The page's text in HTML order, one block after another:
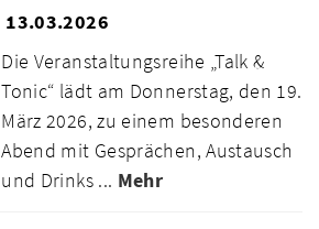
13.03.2026
Die Veranstaltungsreihe „Talk &
Tonic“ lädt am Donnerstag, den 19.
März 2026, zu einem besonderen
Abend mit Gesprächen, Austausch
und Drinks ... Mehr